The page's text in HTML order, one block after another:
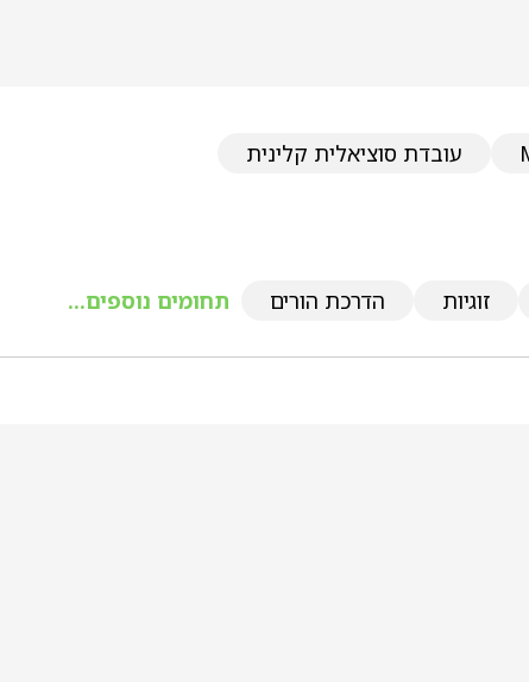
עובדת סוציאלית קלינית
זוגיות הדרכת הורים תחומים נוספים...